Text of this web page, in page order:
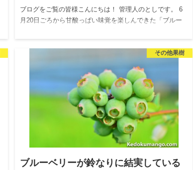
ブログをご覧の皆様こんにちは！ 管理人のとしです。 6
月20日ごろから甘酸っぱい味覚を楽しんできた「ブルー
その他果樹
ブルーベリーが鈴なりに結実している